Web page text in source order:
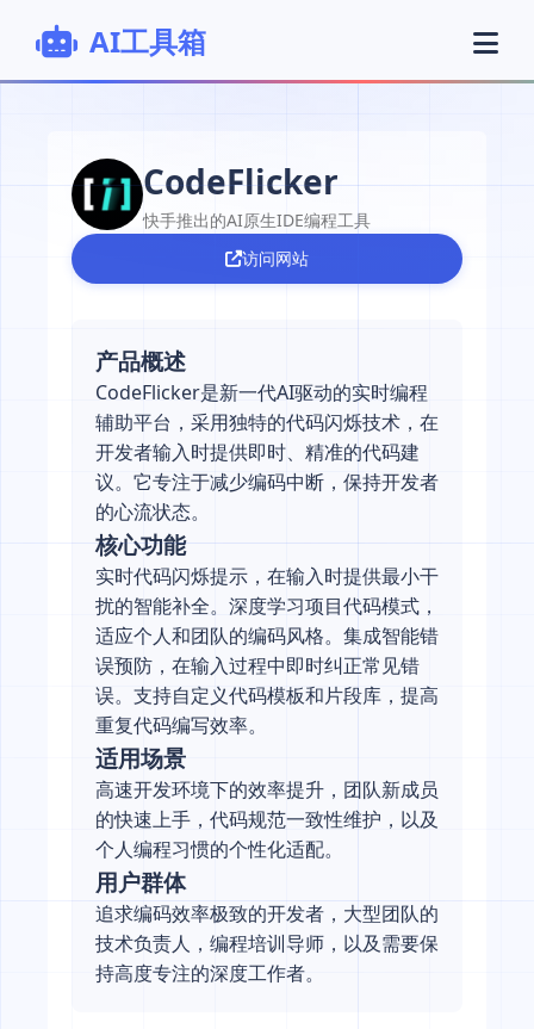
AI工具箱
CodeFlicker
快手推出的AI原生IDE编程工具
访问网站
产品概述
CodeFlicker是新一代AI驱动的实时编程
辅助平台，采用独特的代码闪烁技术，在
开发者输入时提供即时、精准的代码建
议。它专注于减少编码中断，保持开发者
的心流状态。
核心功能
实时代码闪烁提示，在输入时提供最小干
扰的智能补全。深度学习项目代码模式，
适应个人和团队的编码风格。集成智能错
误预防，在输入过程中即时纠正常见错
误。支持自定义代码模板和片段库，提高
重复代码编写效率。
适用场景
高速开发环境下的效率提升，团队新成员
的快速上手，代码规范一致性维护，以及
个人编程习惯的个性化适配。
用户群体
追求编码效率极致的开发者，大型团队的
技术负责人，编程培训导师，以及需要保
持高度专注的深度工作者。